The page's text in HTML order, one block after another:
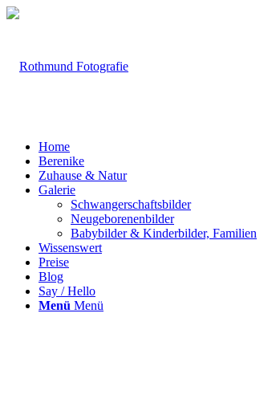
Home
Berenike
Zuhause & Natur
Galerie
Schwangerschaftsbilder
Neugeborenenbilder
Babybilder & Kinderbilder, Familien
Wissenswert
Preise
Blog
Say / Hello
Menü Menü